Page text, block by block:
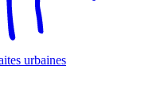
urbaines